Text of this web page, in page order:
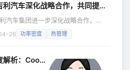
率上寻求突破
结构。 晶丰
恒压控制器
采用单级
车深化战略合作，共同提升驾驶体验
汽车集团进一步深化战略合作，加
。此次合作将安森美 EliteSiC 碳化
间，为全球用户带来更快速、更可
26 功率密度 热管理
短路能力与失效模式